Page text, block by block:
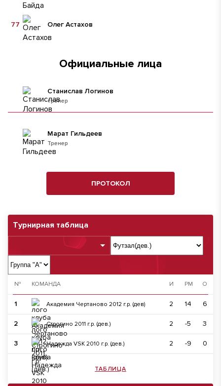
Турнирная таблица
№ КОМАНДА И РМ О
1 Академия Чертаново 2012 г.р. (дев) 2 14 6
2 Строгино 2011 г.р. (дев.) 2 -5 3
3 Надежда VSK 2010 г.р. (дев.) 2 -9 0
ТАБЛИЦА
Олег Астахов
77
Официальные лица
тренер
Станислав Логинов
Тренер
Марат Гильдеев
ПРОТОКОЛ